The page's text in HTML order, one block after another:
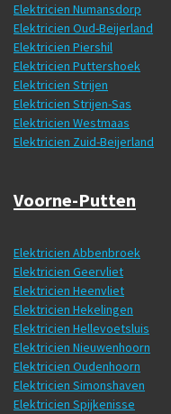
Elektricien Numansdorp
Elektricien Oud-Beijerland
Elektricien Piershil
Elektricien Puttershoek
Elektricien Strijen
Elektricien Strijen-Sas
Elektricien Westmaas
Elektricien Zuid-Beijerland
Voorne-Putten
Elektricien Abbenbroek
Elektricien Geervliet
Elektricien Heenvliet
Elektricien Hekelingen
Elektricien Hellevoetsluis
Elektricien Nieuwenhoorn
Elektricien Oudenhoorn
Elektricien Simonshaven
Elektricien Spijkenisse